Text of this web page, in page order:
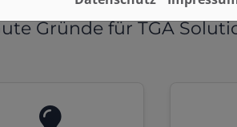
Gründe für TGA